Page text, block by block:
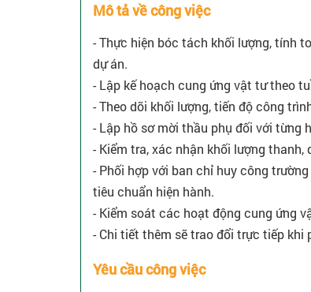
Mô tả về công việc
- Thực hiện bóc tách khối lượng, tính
dự án.
- Lập kế hoạch cung ứng vật tư theo
- Theo dõi khối lượng, tiến độ công
- Lập hồ sơ mời thầu phụ đối với từng
- Kiểm tra, xác nhận khối lượng
- Phối hợp với ban chỉ huy công
tiêu chuẩn hiện hành.
- Kiểm soát các hoạt động cung ứng
- Chi tiết thêm sẽ trao đổi trực tiếp khi
Yêu cầu công việc